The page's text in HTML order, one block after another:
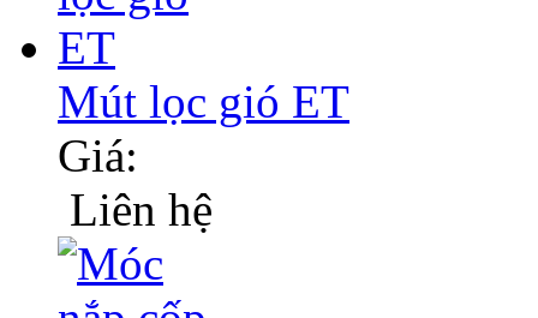
Mút lọc gió ET
Giá:
Liên hệ